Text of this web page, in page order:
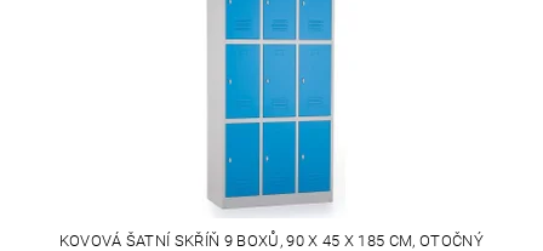
KOVOVÁ ŠATNÍ SKŘÍŇ 9 BOXŮ, 90 X 45 X 185 CM, OTOČNÝ